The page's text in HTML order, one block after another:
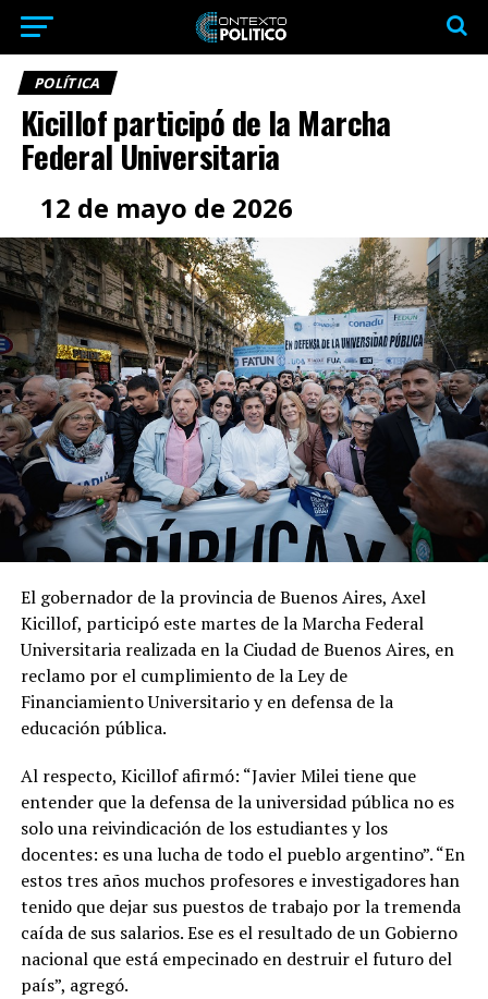
POLÍTICA
Kicillof participó de la Marcha
Federal Universitaria
12 de mayo de 2026
El gobernador de la provincia de Buenos Aires, Axel
Kicillof, participó este martes de la Marcha Federal
Universitaria realizada en la Ciudad de Buenos Aires, en
reclamo por el cumplimiento de la Ley de
Financiamiento Universitario y en defensa de la
educación pública.
Al respecto, Kicillof afirmó: “Javier Milei tiene que
entender que la defensa de la universidad pública no es
solo una reivindicación de los estudiantes y los
docentes: es una lucha de todo el pueblo argentino”. “En
estos tres años muchos profesores e investigadores han
tenido que dejar sus puestos de trabajo por la tremenda
caída de sus salarios. Ese es el resultado de un Gobierno
nacional que está empecinado en destruir el futuro del
país”, agregó.